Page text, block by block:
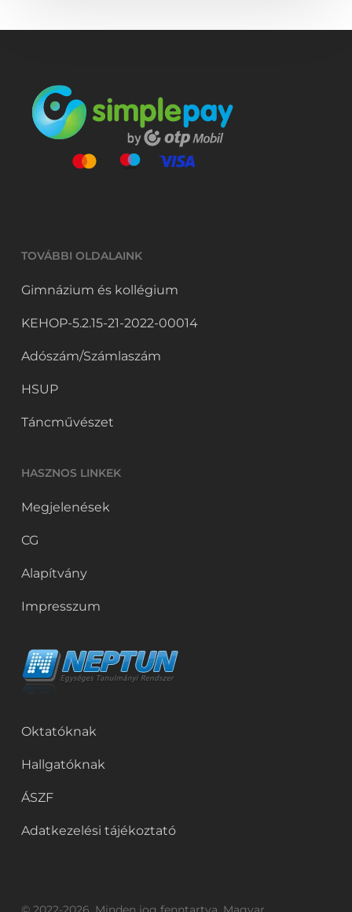
TOVÁBBI OLDALAINK
Gimnázium és kollégium
KEHOP-5.2.15-21-2022-00014
Adószám/Számlaszám
HSUP
Táncművészet
HASZNOS LINKEK
Megjelenések
CG
Alapítvány
Impresszum
Oktatóknak
Hallgatóknak
ÁSZF
Adatkezelési tájékoztató